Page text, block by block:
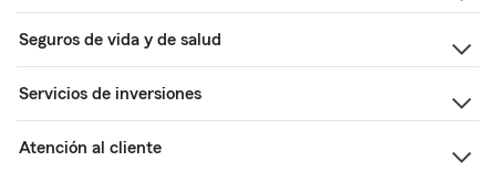
Seguros de vida y de salud
Servicios de inversiones
Atención al cliente